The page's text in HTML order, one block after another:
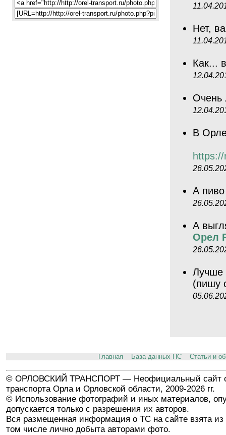
Нет,
Как...
Очень
В
А
А
Орел
Лучше
(пишу
Главная База данных ПС Статьи и
© ОРЛОВСКИЙ ТРАНСПОРТ — Неофициальный сайт
транспорта Орла и Орловской области, 2009-2026 гг.
© Использование фотографий и иных материалов,
допускается только с разрешения их авторов.
Вся размещенная информация о ТС на сайте взята из
том числе лично добыта авторами фото.